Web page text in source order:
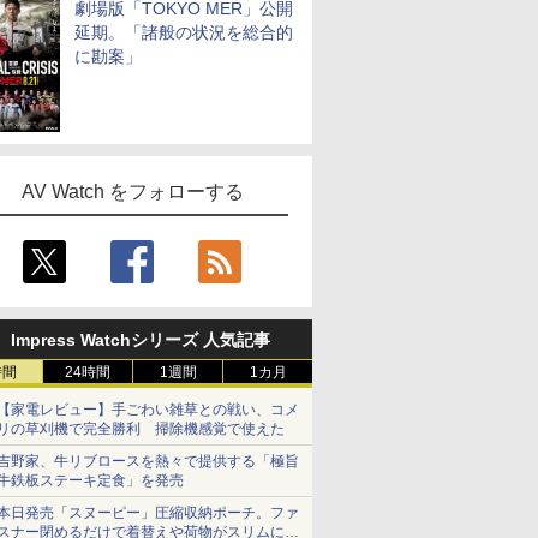
劇場版「TOKYO MER」公開
延期。「諸般の状況を総合的
に勘案」
AV Watch をフォローする
Impress Watchシリーズ 人気記事
24時間 1週間 1カ月
家電レビュー】手ごわい雑草との戦い、コメ
の草刈機で完全勝利 掃除機感覚で使えた
野家、牛リブロースを熱々で提供する「極旨
鉄板ステーキ定食」を発売
日発売「スヌーピー」圧縮収納ポーチ。ファ
ナー閉めるだけで着替えや荷物がスリムにま